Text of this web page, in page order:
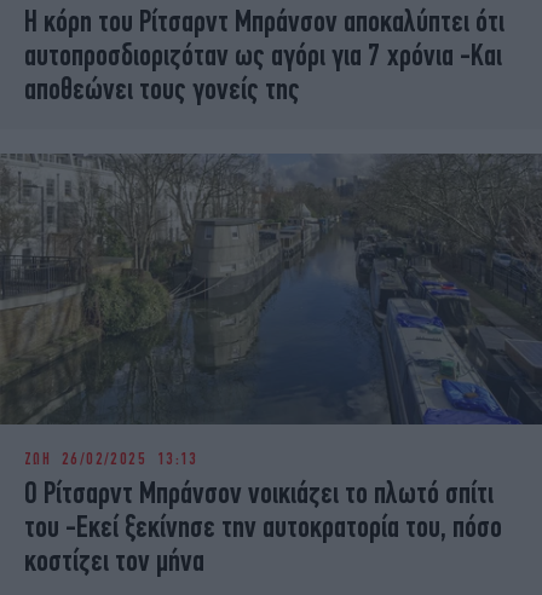
Η κόρη του Ρίτσαρντ Μπράνσον αποκαλύπτει ότι
αυτοπροσδιοριζόταν ως αγόρι για 7 χρόνια -Και
αποθεώνει τους γονείς της
ΖΩΗ 26/02/2025 13:13
Ο Ρίτσαρντ Μπράνσον νοικιάζει το πλωτό σπίτι
του -Εκεί ξεκίνησε την αυτοκρατορία του, πόσο
κοστίζει τον μήνα